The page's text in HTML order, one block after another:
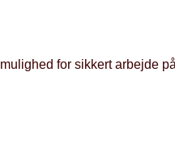
for sikkert arbejde